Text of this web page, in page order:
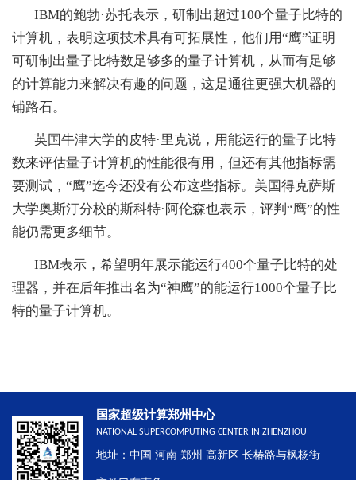
IBM的鲍勃·苏托表示，研制出超过100个量子比特的
计算机，表明这项技术具有可拓展性，他们用“鹰”证明
可研制出量子比特数足够多的量子计算机，从而有足够
的计算能力来解决有趣的问题，这是通往更强大机器的
铺路石。
英国牛津大学的皮特·里克说，用能运行的量子比特
数来评估量子计算机的性能很有用，但还有其他指标需
要测试，“鹰”迄今还没有公布这些指标。美国得克萨斯
大学奥斯汀分校的斯科特·阿伦森也表示，评判“鹰”的性
能仍需更多细节。
IBM表示，希望明年展示能运行400个量子比特的处
理器，并在后年推出名为“神鹰”的能运行1000个量子比
特的量子计算机。
国家超级计算郑州中心
NATIONAL SUPERCOMPUTING CENTER IN ZHENZHOU
地址：中国-河南-郑州-高新区-长椿路与枫杨街